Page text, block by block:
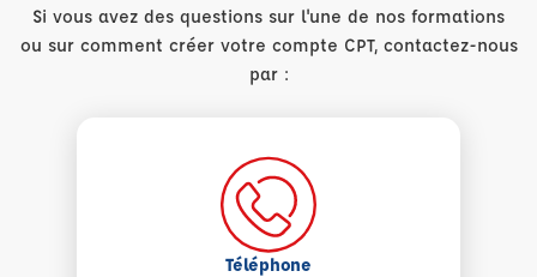
Si vous avez des questions sur l'une de nos formations
ou sur comment créer votre compte CPT, contactez-nous
par :
Téléphone